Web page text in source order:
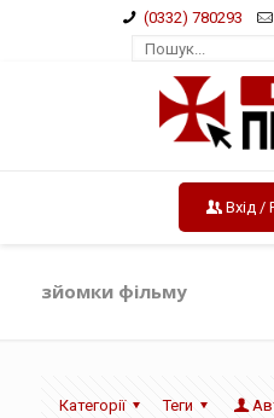
(0332) 780293
Вхід /
зйомки фільму
Категорії Теги